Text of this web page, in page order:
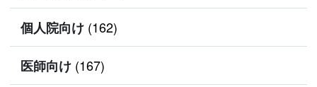
個人院向け (162)
医師向け (167)